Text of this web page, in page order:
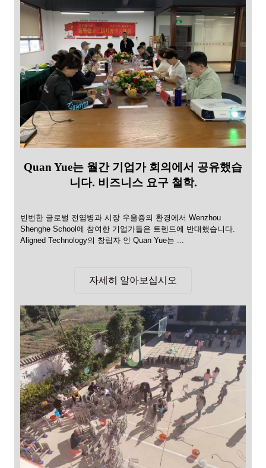
Quan Yue는 월간 기업가 회의에서 공유했습
니다. 비즈니스 요구 철학.
빈번한 글로벌 전염병과 시장 우울증의 환경에서 Wenzhou
Shenghe School에 참여한 기업가들은 트렌드에 반대했습니다.
Aligned Technology의 창립자 인 Quan Yue는 ...
자세히 알아보십시오